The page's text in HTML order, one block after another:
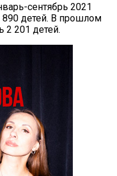
сентябрь 2021
890 детей. В прошлом
2 201 детей.